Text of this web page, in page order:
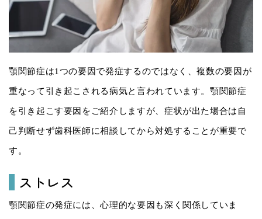
顎関節症は1つの要因で発症するのではなく、複数の要因が
重なって引き起こされる病気と言われています。顎関節症
を引き起こす要因をご紹介しますが、症状が出た場合は自
己判断せず歯科医師に相談してから対処することが重要で
す。
ストレス
顎関節症の発症には、心理的な要因も深く関係していま